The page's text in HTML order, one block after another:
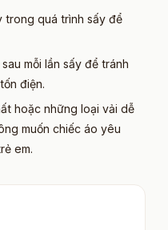
trong quá trình sấy để
mỗi lần sấy để tránh
điện.
hoặc những loại vải dễ
muốn chiếc áo yêu
em.